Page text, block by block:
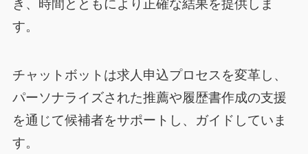
き、時間とともにより正確な結果を提供しま
す。
チャットボットは求人申込プロセスを変革し、
パーソナライズされた推薦や履歴書作成の支援
を通じて候補者をサポートし、ガイドしていま
す。